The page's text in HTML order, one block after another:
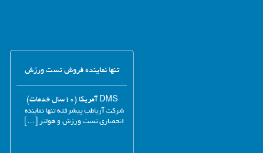
تنها نماینده فروش تست ورزش
DMS آمریکا (۱۰سال خدمات)
شرکت آریاطب پیشرفته تنها نماینده
انحصاری تست ورزش و هولتر […]